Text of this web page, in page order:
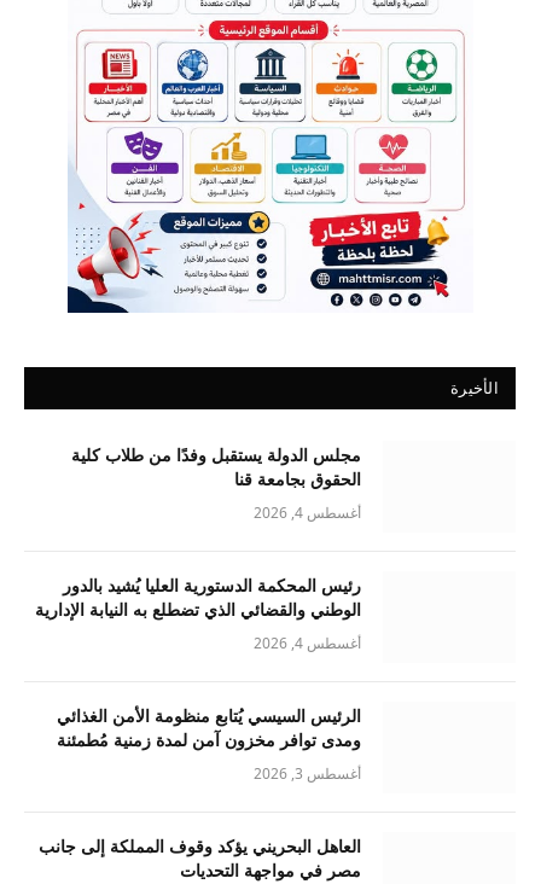
الأخيرة
مجلس الدولة يستقبل وفدًا من طلاب كلية
الحقوق بجامعة قنا
أغسطس 4, 2026
رئيس المحكمة الدستورية العليا يُشيد بالدور
الوطني والقضائي الذي تضطلع به النيابة الإدارية
أغسطس 4, 2026
الرئيس السيسي يُتابع منظومة الأمن الغذائي
ومدى توافر مخزون آمن لمدة زمنية مُطمئنة
أغسطس 3, 2026
العاهل البحريني يؤكد وقوف المملكة إلى جانب
مصر في مواجهة التحديات